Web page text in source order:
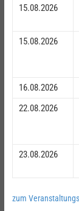
15.08.2026
15.08.2026
16.08.2026
22.08.2026
23.08.2026
zum